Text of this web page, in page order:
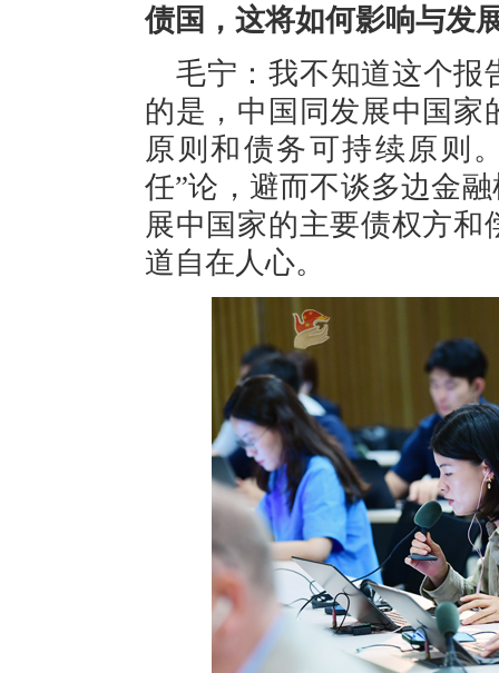
债国，这将如何影响与发
毛宁：我不知道这个报
的是，中国同发展中国家
原则和债务可持续原则
任”论，避而不谈多边金
展中国家的主要债权方
道自在人心。